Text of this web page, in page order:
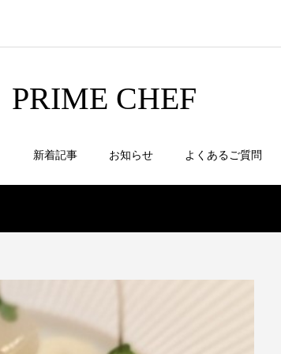
PRIME CHEF
新着記事 お知らせ よくあるご質問